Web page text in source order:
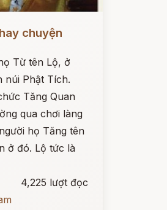
chuyện
Từ tên Lộ, ở
núi Phật Tích.
Tăng Quan
qua chơi làng
họ Tăng tên
ở đó. Lộ tức là
4,225 lượt đọc